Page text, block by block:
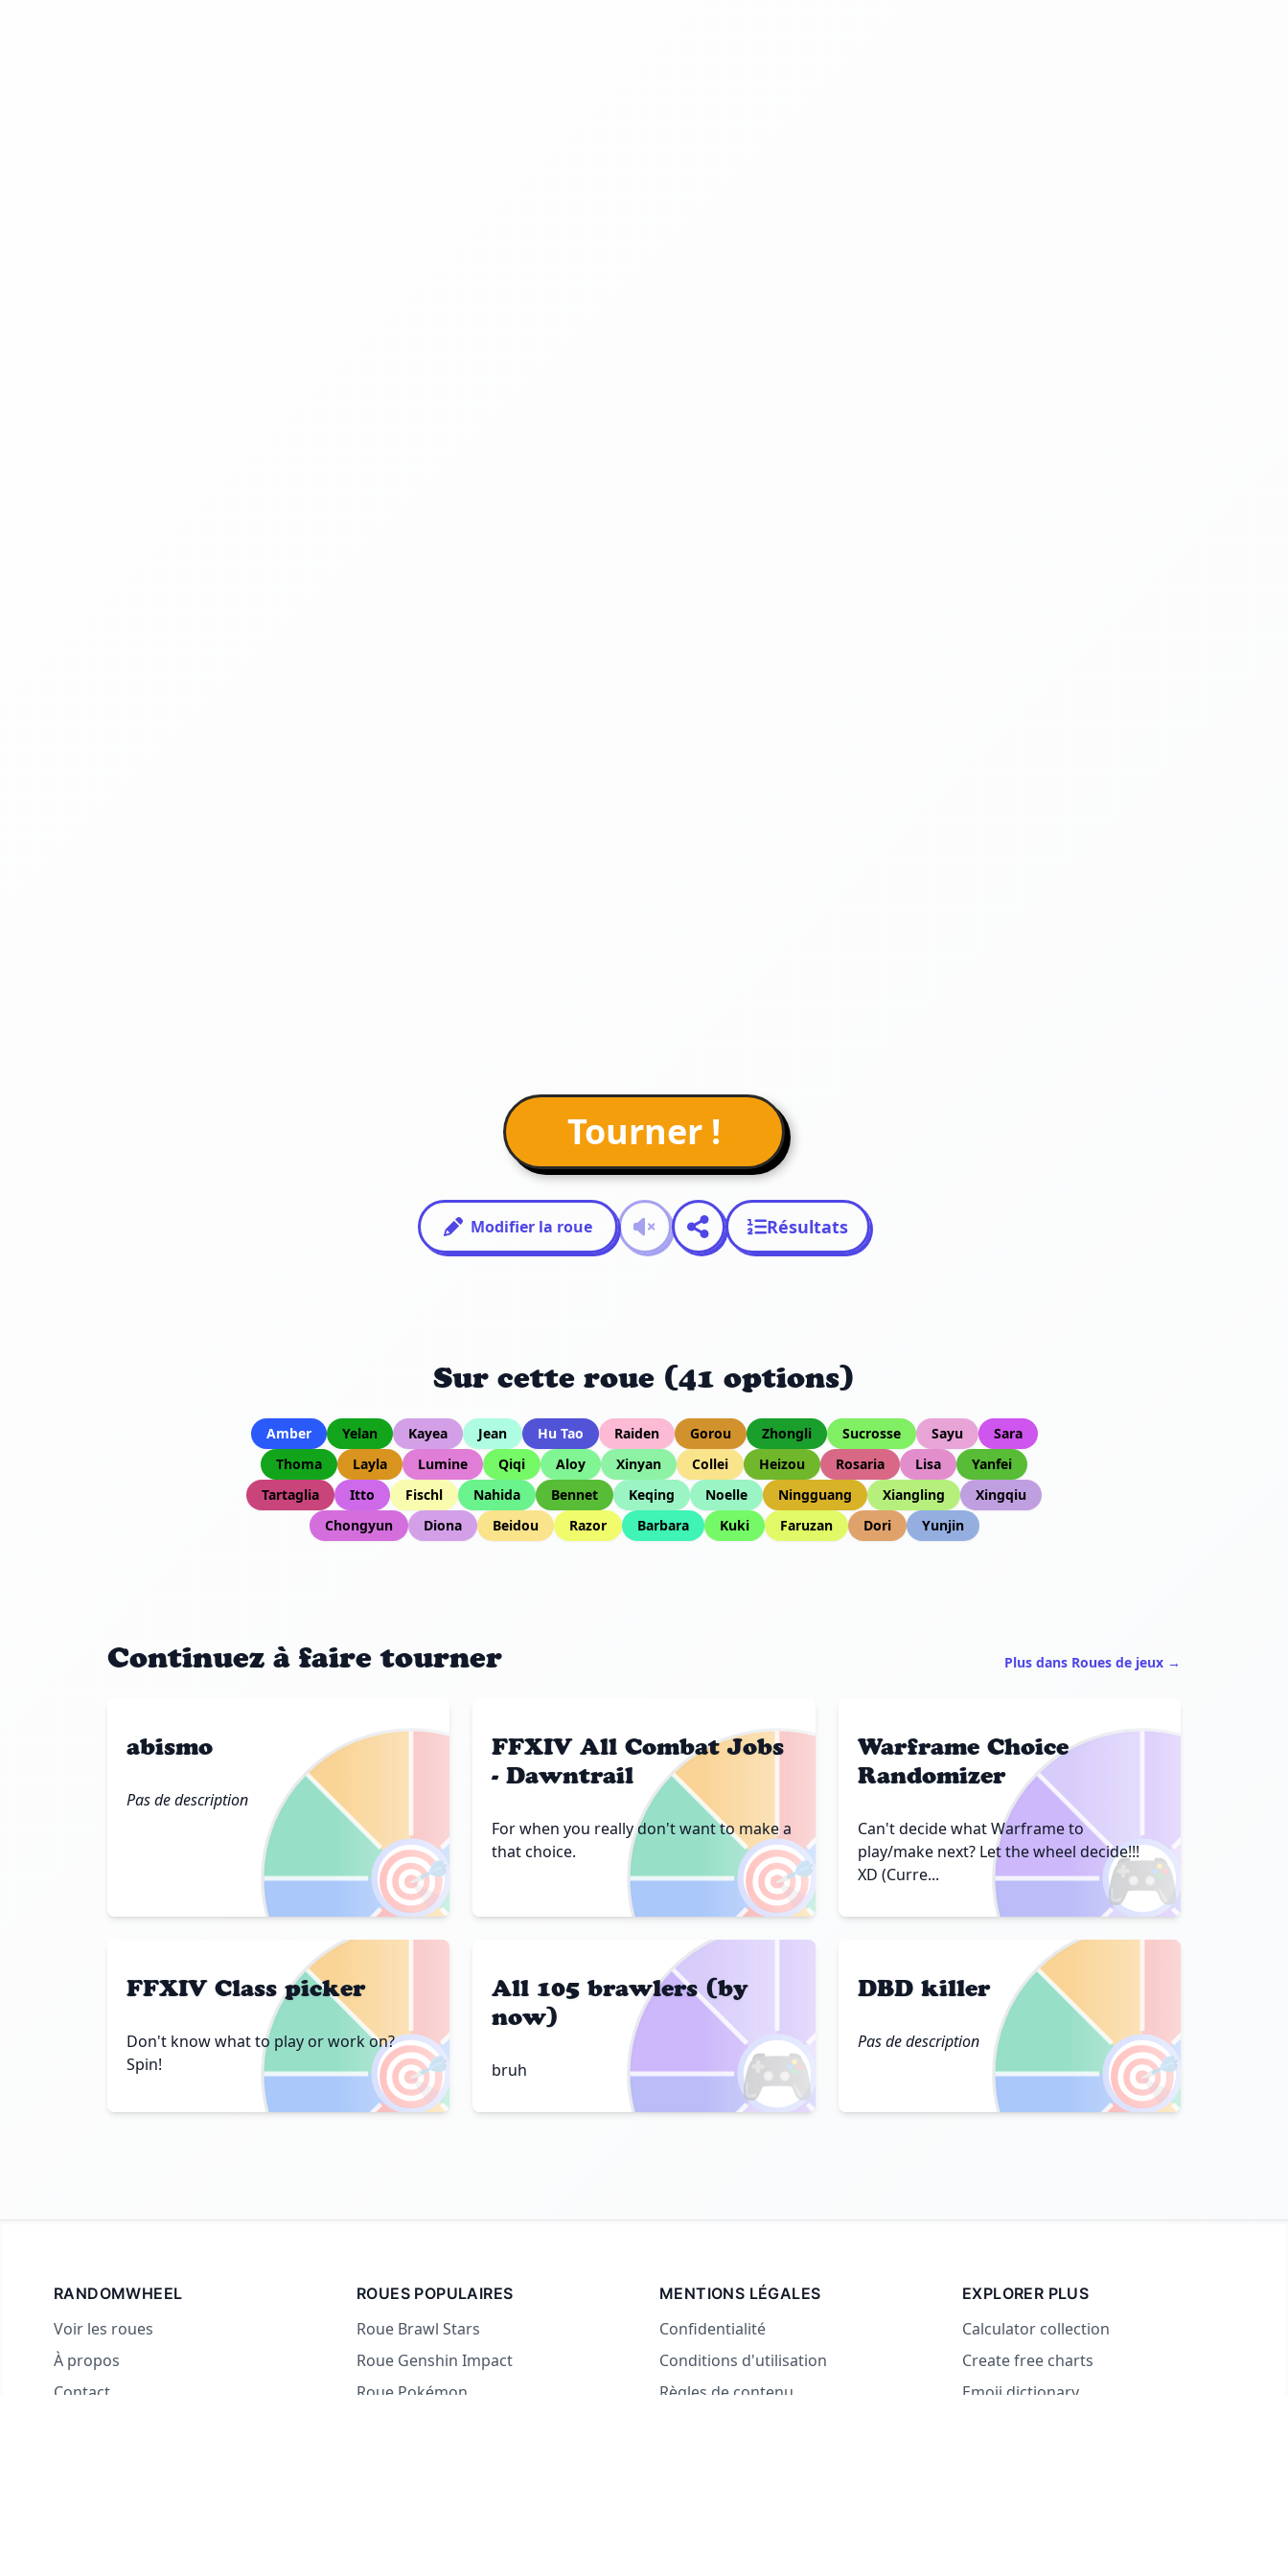
Tourner !
Modifier la roue Résultats
Sur cette roue (41 options)
Amber Yelan Kayea Jean Hu Tao Raiden Gorou Zhongli Sucrosse Sayu
Sara
Thoma
Layla Lumine Qiqi Aloy Xinyan Collei Heizou Rosaria Lisa
Yanfei
Tartaglia
Itto Fischl Nahida Bennet Keqing Noelle Ningguang Xiangling
Xingqiu
Chongyun
Diona Beidou Razor Barbara Kuki Faruzan Dori Yunjin
Continuez à faire tourner Plus dans Roues de jeux →
🎯
abismo
Pas de description
🎯
FFXIV All Combat Jobs
- Dawntrail
For when you really don't want to make a
that choice.
🎮
Warframe Choice
Randomizer
Can't decide what Warframe to
play/make next? Let the wheel decide!!!
XD (Curre...
🎯
FFXIV Class picker
Don't know what to play or work on?
Spin!
🎮
All 105 brawlers (by
now)
bruh 🎯
DBD killer
Pas de description
RANDOMWHEEL
Voir les roues
À propos
Contact
ROUES POPULAIRES
Roue Brawl Stars
Roue Genshin Impact
Roue Pokémon
MENTIONS LÉGALES
Confidentialité
Conditions d'utilisation
Règles de contenu
EXPLORER PLUS
Calculator collection
Create free charts
Emoji dictionary